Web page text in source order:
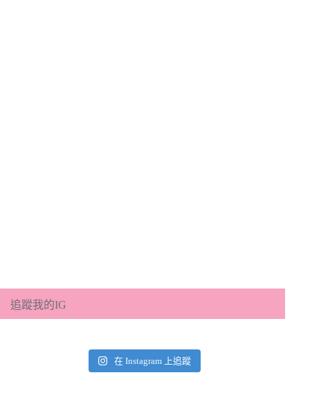
追蹤我的IG
在 Instagram 上追蹤